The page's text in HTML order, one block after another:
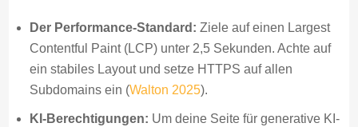
Der Performance-Standard: Ziele auf einen Largest
Contentful Paint (LCP) unter 2,5 Sekunden. Achte auf
ein stabiles Layout und setze HTTPS auf allen
Subdomains ein (Walton 2025).
KI-Berechtigungen: Um deine Seite für generative KI-